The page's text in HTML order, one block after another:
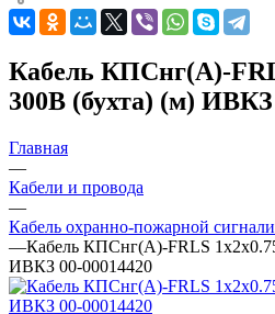
Кабель КПСнг(А)-
300В (бухта) (м) ИВКЗ
Главная
—
Кабели и провода
—
Кабель охранно-пожарной
—Кабель КПСнг(А)-FRLS
ИВКЗ 00-00014420